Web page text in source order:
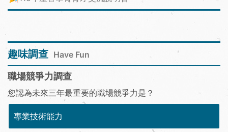
趣味調查 Have Fun
職場競爭力調查
您認為未來三年最重要的職場競爭力是？
專業技術能力